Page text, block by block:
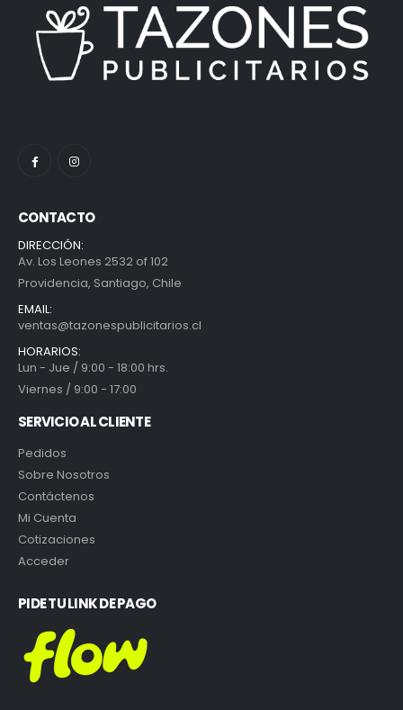
CONTACTO
DIRECCIÓN:
Av. Los Leones 2532 of 102
Providencia, Santiago, Chile
EMAIL:
ventas@tazonespublicitarios.cl
HORARIOS:
Lun - Jue / 9:00 - 18:00 hrs.
Viernes / 9:00 - 17:00
SERVICIO AL CLIENTE
Pedidos
Sobre Nosotros
Contáctenos
Mi Cuenta
Cotizaciones
Acceder
PIDE TU LINK DE PAGO